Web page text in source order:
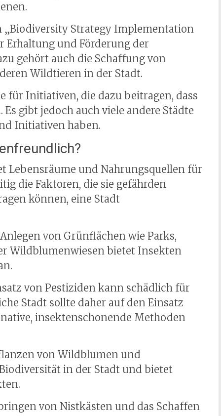
„Biodiversity Strategy Implementation
Erhaltung und Förderung der
gehört auch die Schaffung von
Wildtieren in der Stadt.
für Initiativen, die dazu beitragen, dass
gibt jedoch auch viele andere Städte
Initiativen haben.
Lebensräume und Nahrungsquellen für
die Faktoren, die sie gefährden
können, eine Stadt
Anlegen von Grünflächen wie Parks,
Wildblumenwiesen bietet Insekten
von Pestiziden kann schädlich für
Stadt sollte daher auf den Einsatz
insektenschonende Methoden
von Wildblumen und
in der Stadt und bietet
von Nistkästen und das Schaffen